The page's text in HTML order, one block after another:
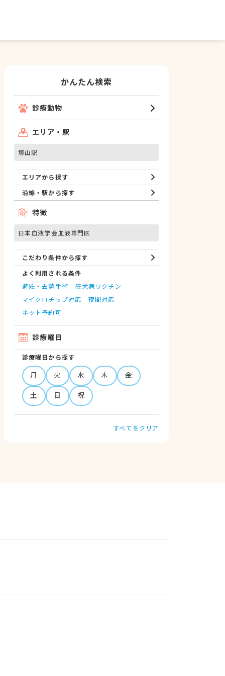
かんたん検索
診療動物
エリア・駅
塚山駅
エリアから探す
沿線・駅から探す
特徴
日本血液学会血液専門医
こだわり条件から探す
よく利用される条件
避妊・去勢手術
狂犬病ワクチン
マイクロチップ対応
夜間対応
ネット予約可
診療曜日
診療曜日から探す
月 火 水 木
金
土
日 祝
すべてをクリア